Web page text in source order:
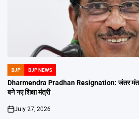
POSTED
IN
BJP BJP NEWS
Dharmendra Pradhan Resignation: जंतर मंतर
बने नए शिक्षा मंत्री
on
July 27, 2026